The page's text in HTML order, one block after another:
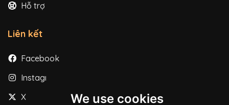
We use cookies
Hỗ trợ
Liên kết
Facebook
Instagram
X